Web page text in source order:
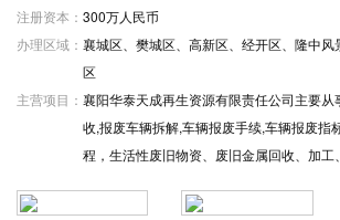
注册资本： 300万人民币
办理区域： 襄城区、樊城区、高新区、经开区、隆中
区
主营项目： 襄阳华泰天成再生资源有限责任公司主要从
收,报废车辆拆解,车辆报废手续,车辆报废指
程，生活性废旧物资、废旧金属回收、加工